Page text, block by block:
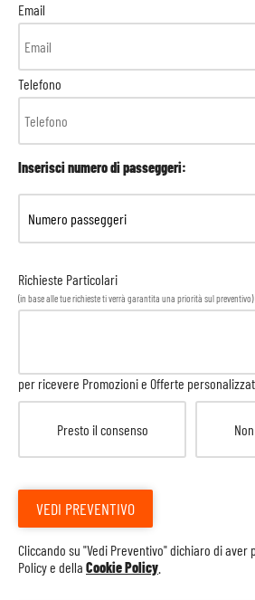
Email
Telefono
Inserisci numero di passeggeri:
Richieste Particolari
(in base alle tue richieste ti verrà garantita una priorità sul preventivo)
per ricevere Promozioni e Offerte
Presto il consenso
VEDI PREVENTIVO
Cliccando su "Vedi Preventivo" dichiaro di aver
Policye della Cookie Policy